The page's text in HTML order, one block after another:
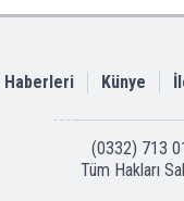
Haberleri Künye
(0332) 713
Tüm Hakları